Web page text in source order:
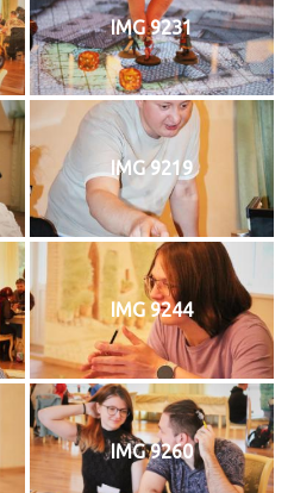
IMG 9231
IMG 9219
IMG 9244
IMG 9260